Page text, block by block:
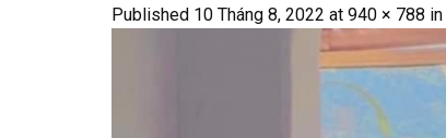
Published 10 Tháng 8, 2022 at 940 × 788 in